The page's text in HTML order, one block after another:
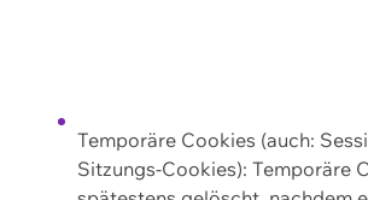
Temporäre Cookies (auch:
Sitzungs-Cookies): Temporäre